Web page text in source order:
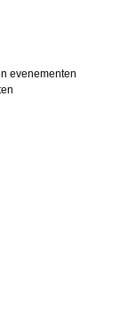
evenementen